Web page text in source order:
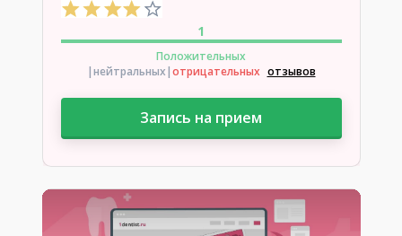
1
Положительных
|нейтральных|отрицательных отзывов
Запись на прием